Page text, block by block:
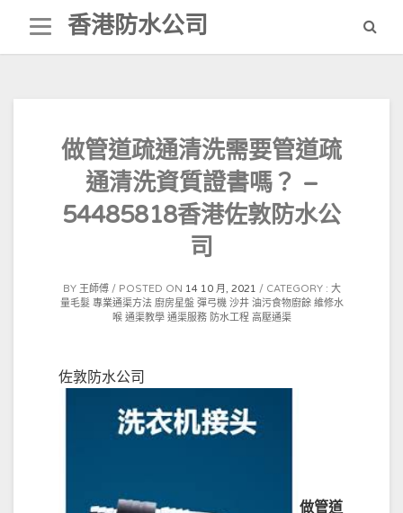
content
香港防水公司
做管道疏通清洗需要管道疏
通清洗資質證書嗎？ –
54485818香港佐敦防水公
司
BY 王師傅 POSTED ON 14 10 月, 2021 CATEGORY : 大
量毛髮 專業通渠方法 廚房星盤 彈弓機 沙井 油污食物廚餘 維修水
喉 通渠教學 通渠服務 防水工程 高壓通渠
佐敦防水公司
做管道